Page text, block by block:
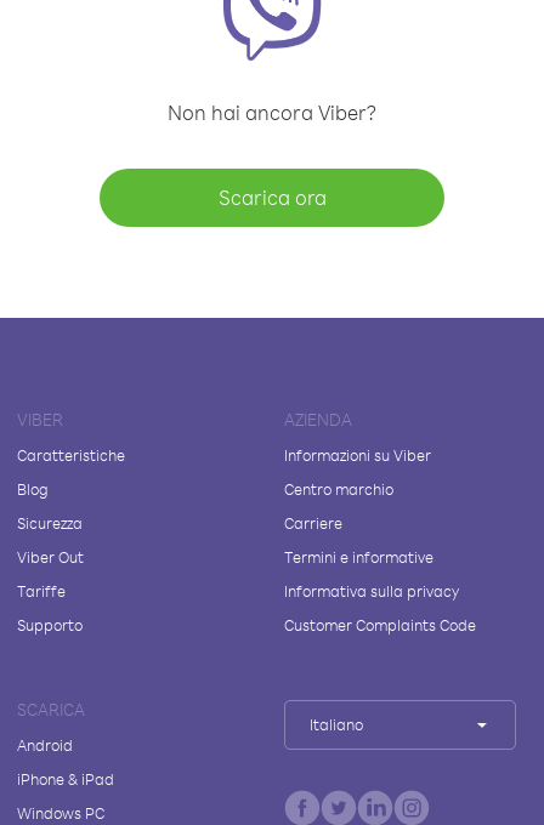
Non hai ancora Viber?
Scarica ora
VIBER
Caratteristiche
Blog
Sicurezza
Viber Out
Tariffe
Supporto
AZIENDA
Informazioni su Viber
Centro marchio
Carriere
Termini e informative
Informativa sulla privacy
Customer Complaints Code
SCARICA
Android
iPhone & iPad
Windows PC
Italiano